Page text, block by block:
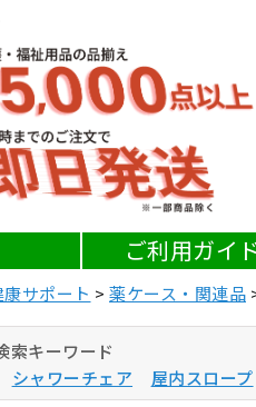
ご利用ガイ
康サポート 薬ケース・関連品
索キーワード
シャワーチェア 屋内スロープ